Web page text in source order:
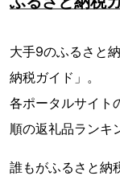
大手9のふるさと
納税ガイド」。
各ポータルサイト
順の返礼品ランキ
誰もがふるさと納